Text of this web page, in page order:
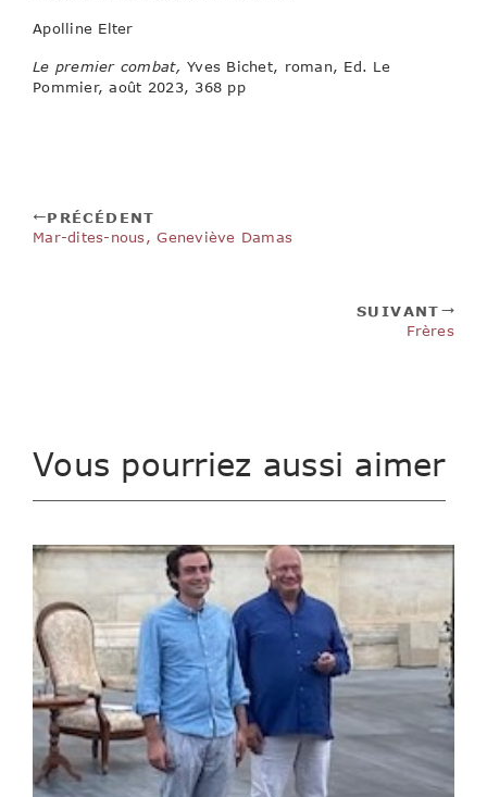
Apolline Elter
Le premier combat, Yves Bichet, roman, Ed. Le
Pommier, août 2023, 368 pp
PRÉCÉDENT
Mar-dites-nous, Geneviève Damas
SUIVANT
Frères
Vous pourriez aussi aimer